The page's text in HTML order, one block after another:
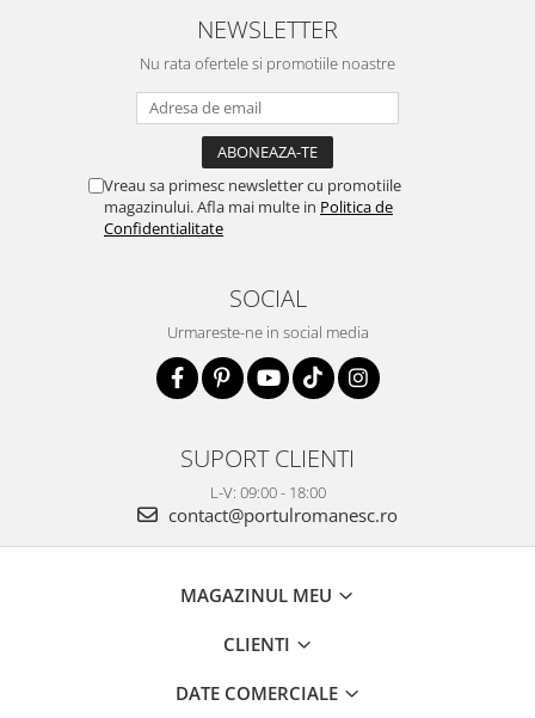
NEWSLETTER
Nu rata ofertele si promotiile noastre
Vreau sa primesc newsletter cu promotiile
magazinului. Afla mai multe in Politica de
Confidentialitate
SOCIAL
Urmareste-ne in social media
SUPORT CLIENTI
L-V: 09:00 - 18:00
contact@portulromanesc.ro
MAGAZINUL MEU
CLIENTI
DATE COMERCIALE